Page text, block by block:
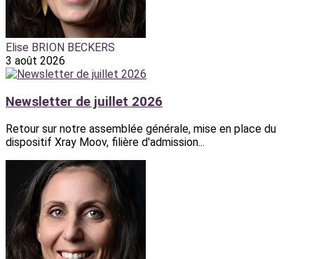
Elise BRION BECKERS
3 août 2026
Newsletter de juillet 2026
Retour sur notre assemblée générale, mise en place du
dispositif Xray Moov, filière d'admission...